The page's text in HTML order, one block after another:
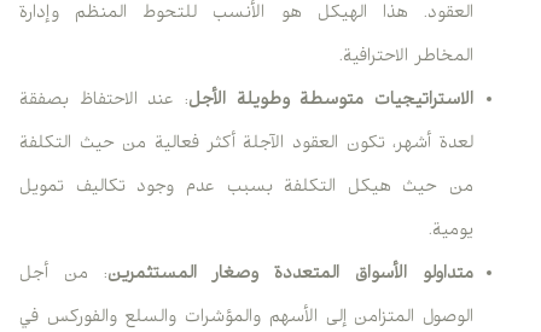
العقود. هذا الهيكل هو الأنسب للتحوط المنظم وإدارة
المخاطر الاحترافية.
الاستراتيجيات متوسطة وطويلة الأجل: عند الاحتفاظ بصفقة
لعدة أشهر، تكون العقود الآجلة أكثر فعالية من حيث التكلفة
من حيث هيكل التكلفة بسبب عدم وجود تكاليف تمويل
يومية.
متداولو الأسواق المتعددة وصغار المستثمرين: من أجل
الوصول المتزامن إلى الأسهم والمؤشرات والسلع والفوركس في